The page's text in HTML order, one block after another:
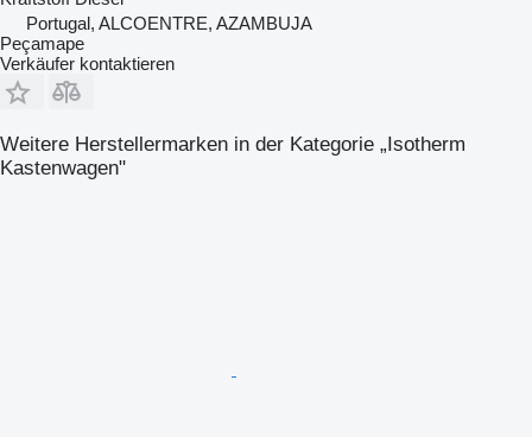
Portugal, ALCOENTRE, AZAMBUJA
Peçamape
Verkäufer kontaktieren
Weitere Herstellermarken in der Kategorie „Isotherm
Kastenwagen"